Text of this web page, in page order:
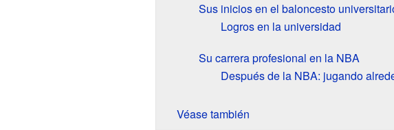
Sus inicios en el baloncesto
Logros en la universidad
Su carrera profesional en la NBA
Después de la NBA: jugando
Véase también